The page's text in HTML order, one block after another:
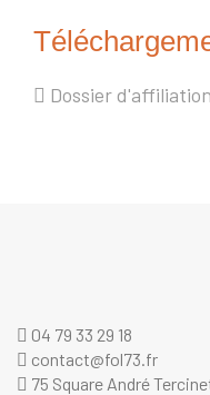
Dossier
04 79 33 29 18
contact@fol73.fr
75 Square André